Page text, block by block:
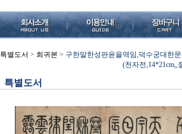
특별도서 > 희귀본 > 구한말한성판윤을역임,덕수궁대한
(천자전,14*21cm,,
특별도서